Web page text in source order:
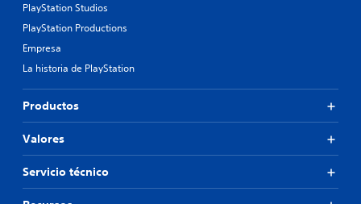
PlayStation Studios
PlayStation Productions
Empresa
La historia de PlayStation
Productos
Valores
Servicio técnico